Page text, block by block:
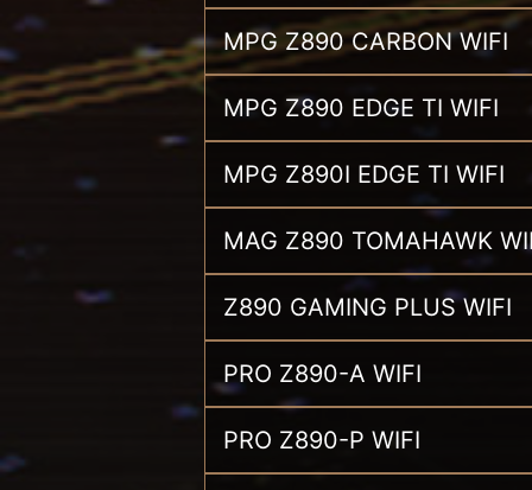
MPG Z890 CARBON WIFI
MPG Z890 EDGE TI WIFI
MPG Z890I EDGE TI WIFI
MAG Z890 TOMAHAWK
Z890 GAMING PLUS WIFI
PRO Z890-A WIFI
PRO Z890-P WIFI